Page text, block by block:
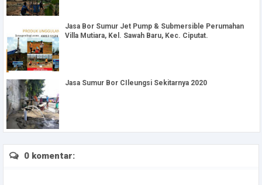
Jasa Bor Sumur Jet Pump & Submersible Perumahan
Villa Mutiara, Kel. Sawah Baru, Kec. Ciputat.
Jasa Sumur Bor CIleungsi Sekitarnya 2020
0 komentar: